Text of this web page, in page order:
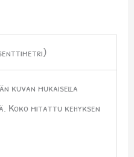
kuvan mukaisella
Koko mitattu kehyksen